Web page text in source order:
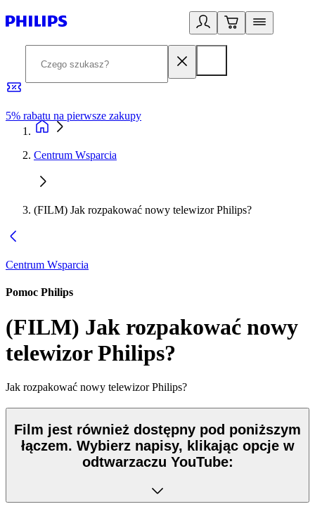
5% rabatu na pierwsze zakupy
Centrum Wsparcia
(FILM) Jak rozpakować nowy telewizor Philips?
Centrum Wsparcia
Pomoc Philips
(FILM) Jak rozpakować nowy
telewizor Philips?
Jak rozpakować nowy telewizor Philips?
Film jest również dostępny pod poniższym
łączem. Wybierz napisy, klikając opcje w
odtwarzaczu YouTube: